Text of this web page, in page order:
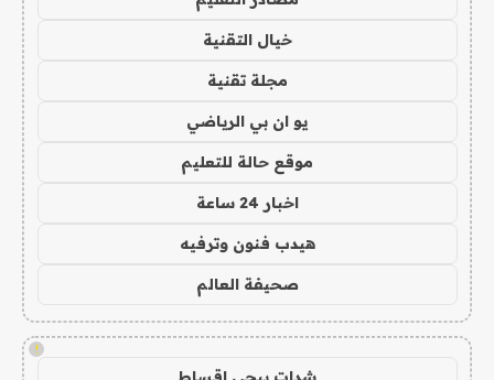
خيال التقنية
مجلة تقنية
يو ان بي الرياضي
موقع حالة للتعليم
اخبار 24 ساعة
هيدب فنون وترفيه
صحيفة العالم
!